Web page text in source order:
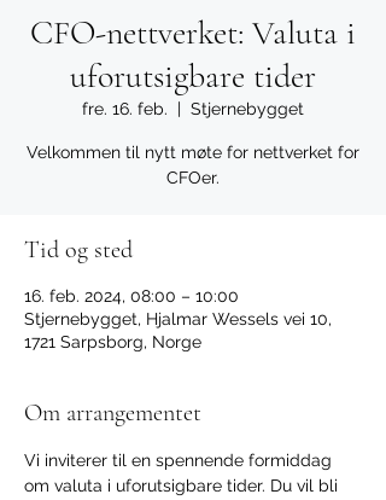
CFO-nettverket: Valuta i
uforutsigbare tider
fre. 16. feb.
  |
Stjernebygget
Velkommen til nytt møte for nettverket for
CFOer.
Tid og sted
16. feb. 2024, 08:00 – 10:00
Stjernebygget, Hjalmar Wessels vei 10,
1721 Sarpsborg, Norge
Om arrangementet
Vi inviterer til en spennende formiddag
om valuta i uforutsigbare tider. Du vil bli